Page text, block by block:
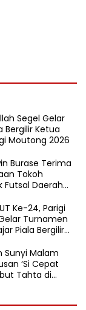
Segel Gelar
Bergilir Ketua
Moutong 2026
Burase Terima
Tokoh
Futsal Daerah
Ke-24, Parigi
Turnamen
Piala Bergilir
Sunyi Malam
‘Si Cepat
Tahta di